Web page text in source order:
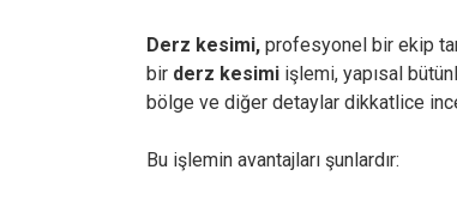
Derz kesimi, profesyonel bir ekip
bir derz kesimi işlemi, yapısal
bölge ve diğer detaylar dikkatlice
Bu işlemin avantajları şunlardır: